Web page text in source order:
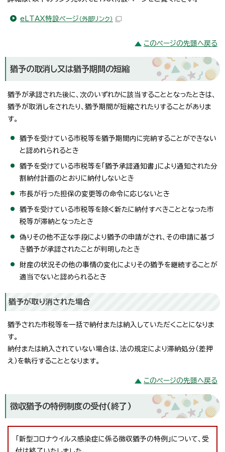
eLTAX特設ページ （外部リンク）
このページの先頭へ戻る
猶予の取消し又は猶予期間の短縮
猶予が承認された後に、次のいずれかに該当することとなったときは、
猶予が取消しをされたり、猶予期間が短縮されたりすることがありま
す。
猶予を受けている市税等を猶予期間内に完納することができない
と認めれられるとき
猶予を受けている市税等を「猶予承認通知書」により通知された分
割納付計画のとおりに納付しないとき
市長が行った担保の変更等の命令に応じないとき
猶予を受けている市税等を除く新たに納付すべきこととなった市
税等が滞納となったとき
偽りその他不正な手段により猶予の申請がされ、その申請に基づ
き猶予が承認されたことが判明したとき
財産の状況その他の事情の変化によりその猶予を継続することが
適当でないと認められるとき
猶予が取り消された場合
猶予された市税等を一括で納付または納入していただくことになりま
す。
納付または納入されていない場合は、法の規定により滞納処分（差押
え）を執行することとなります。
このページの先頭へ戻る
徴収猶予の特例制度の受付(終了)
「新型コロナウイルス感染症に係る徴収猶予の特例」について、受